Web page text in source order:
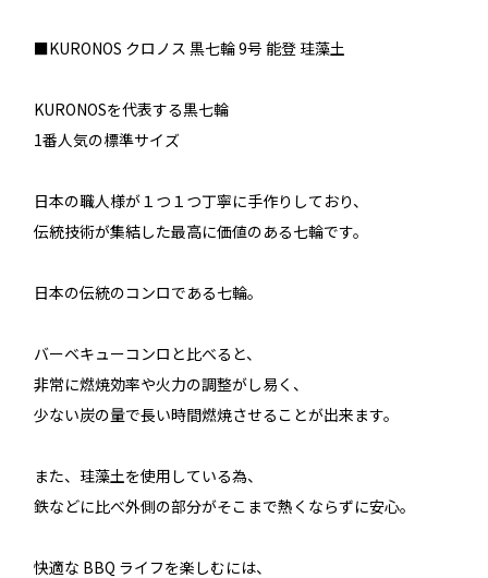
■KURONOS クロノス 黒七輪 9号 能登 珪藻土
KURONOSを代表する黒七輪
1番人気の標準サイズ
日本の職人様が１つ１つ丁寧に手作りしており、
伝統技術が集結した最高に価値のある七輪です。
日本の伝統のコンロである七輪。
バーベキューコンロと比べると、
非常に燃焼効率や火力の調整がし易く、
少ない炭の量で長い時間燃焼させることが出来ます。
また、珪藻土を使用している為、
鉄などに比べ外側の部分がそこまで熱くならずに安心。
快適な BBQ ライフを楽しむには、